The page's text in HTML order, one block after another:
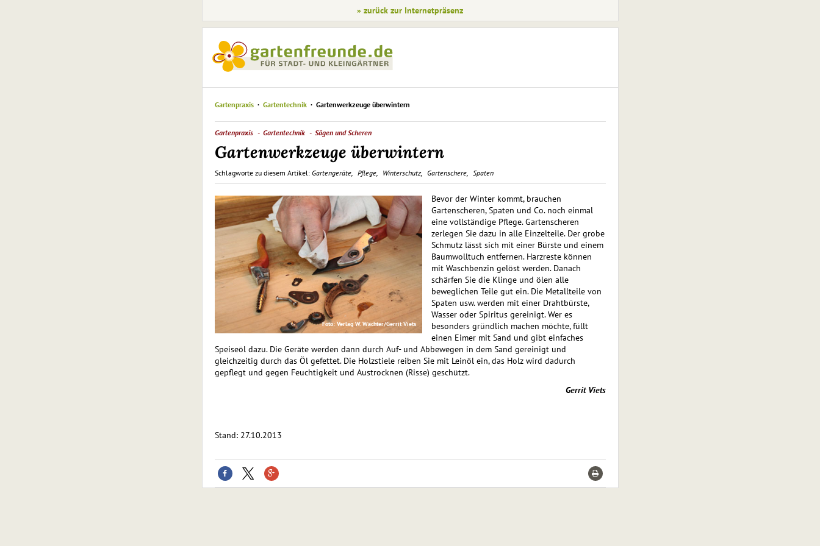
» zurück zur Internetpräsenz
Gartenpraxis Gartentechnik Gartenwerkzeuge überwintern
Gartenpraxis Gartentechnik Sägen und Scheren
Gartenwerkzeuge überwintern
Schlagworte zu diesem Artikel: Gartengeräte Pflege Winterschutz Gartenschere Spaten
Foto: Verlag W. Wächter/Gerrit Viets
Bevor der Winter kommt, brauchen
Gartenscheren, Spaten und Co. noch einmal
eine vollständige Pflege. Gartenscheren
zerlegen Sie dazu in alle Einzelteile. Der grobe
Schmutz lässt sich mit einer Bürste und einem
Baumwolltuch entfernen. Harzreste können
mit Waschbenzin gelöst werden. Danach
schärfen Sie die Klinge und ölen alle
beweglichen Teile gut ein. Die Metallteile von
Spaten usw. werden mit einer Drahtbürste,
Wasser oder Spiritus gereinigt. Wer es
besonders gründlich machen möchte, füllt
einen Eimer mit Sand und gibt einfaches
Speiseöl dazu. Die Geräte werden dann durch Auf- und Abbewegen in dem Sand gereinigt und
gleichzeitig durch das Öl gefettet. Die Holzstiele reiben Sie mit Leinöl ein, das Holz wird dadurch
gepflegt und gegen Feuchtigkeit und Austrocknen (Risse) geschützt.
Gerrit Viets
Stand: 27.10.2013